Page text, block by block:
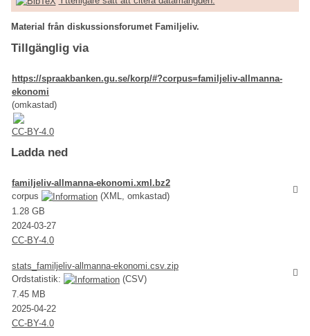
Material från diskussionsforumet Familjeliv.
Tillgänglig via
https://spraakbanken.gu.se/korp/#?corpus=familjeliv-allmanna-
ekonomi
(omkastad)
CC-BY-4.0
Ladda ned
familjeliv-allmanna-ekonomi.xml.bz2
corpus
(XML, omkastad)
1.28 GB
2024-03-27
CC-BY-4.0
stats_familjeliv-allmanna-ekonomi.csv.zip
Ordstatistik:
(CSV)
7.45 MB
2025-04-22
CC-BY-4.0